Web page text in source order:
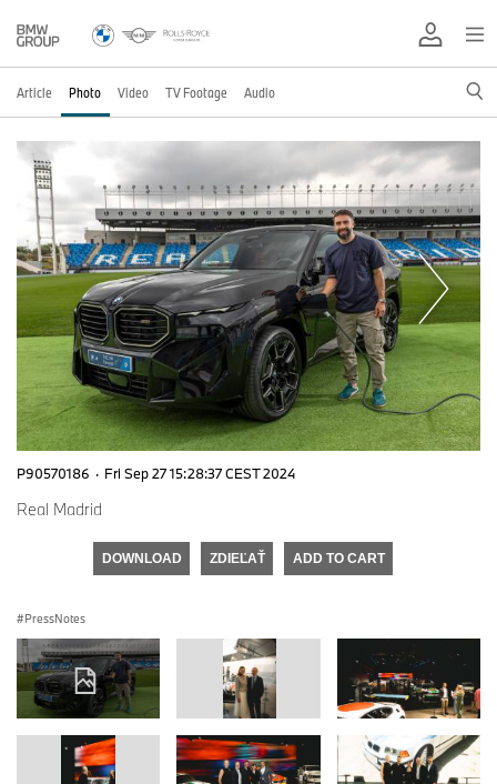
Article Photo Video TV Footage Audio
P90570186 · Fri Sep 27 15:28:37 CEST 2024
Real Madrid
DOWNLOAD ZDIEĽAŤ ADD TO CART
PressNotes